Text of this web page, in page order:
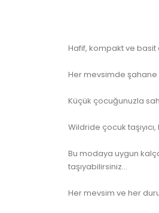
Hafif, kompakt ve basit
Her mevsimde
Küçük çocuğunuzla
Wildride çocuk
Bu modaya uygun
taşıyabilirsiniz...
Her mevsim ve her